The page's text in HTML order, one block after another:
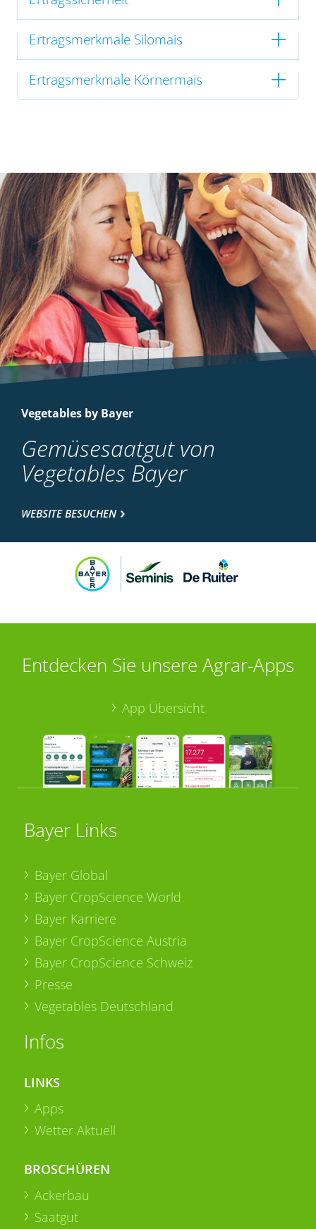
Ertragsmerkmale Silomais
Ertragsmerkmale Körnermais
Vegetables by Bayer
Gemüsesaatgut von
Vegetables Bayer
WEBSITE BESUCHEN
Entdecken Sie unsere Agrar-Apps
App Übersicht
Bayer Links
Bayer Global
Bayer CropScience World
Bayer Karriere
Bayer CropScience Austria
Bayer CropScience Schweiz
Presse
Vegetables Deutschland
Infos
LINKS
Apps
Wetter Aktuell
BROSCHÜREN
Ackerbau
Saatgut